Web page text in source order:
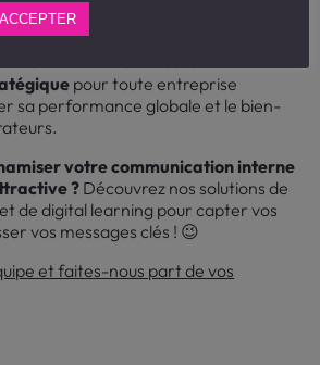
pour toute entreprise
sa performance globale et le bien-
votre communication interne
? Découvrez nos solutions de
de digital learning pour capter vos
vos messages clés ! 😉
et faites-nous part de vos
ACCEPTER